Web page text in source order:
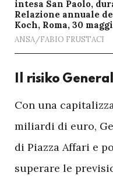
intesa San Paolo,
Relazione annuale
Koch, Roma, 30
ANSA/FABIO FRUSTACI
Il risiko
Con una
miliardi di euro,
di Piazza Affari e
superare le